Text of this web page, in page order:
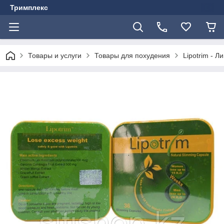
Тримплекс
Товары и услуги Товары для похудения Lipotrim -